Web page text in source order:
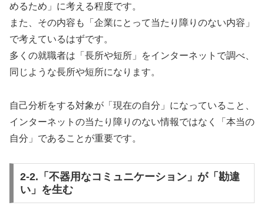
めるため」に考える程度です。
また、その内容も「企業にとって当たり障りのない内容」
で考えているはずです。
多くの就職者は「長所や短所」をインターネットで調べ、
同じような長所や短所になります。
自己分析をする対象が「現在の自分」になっていること、
インターネットの当たり障りのない情報ではなく「本当の
自分」であることが重要です。
2-2.「不器用なコミュニケーション」が「勘違
い」を生む